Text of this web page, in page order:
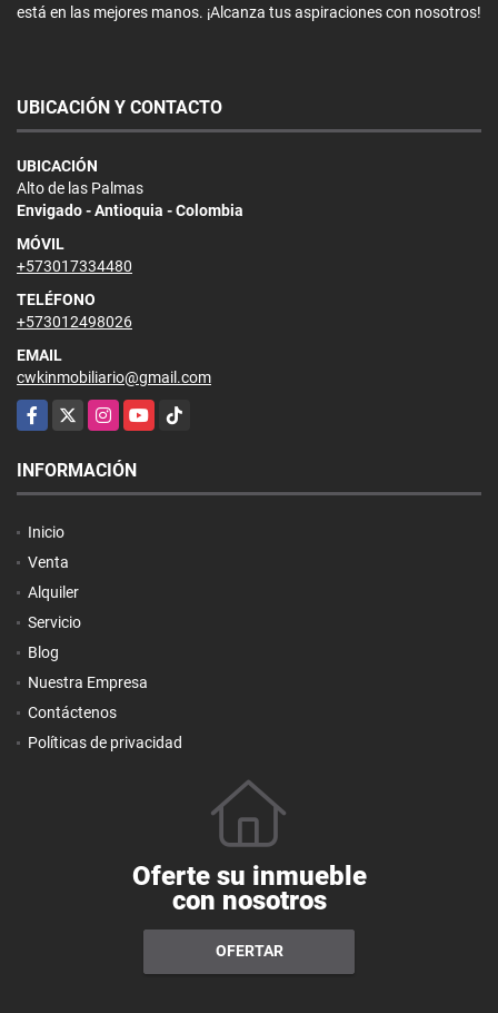
está en las mejores manos. ¡Alcanza tus aspiraciones con nosotros!
UBICACIÓN Y CONTACTO
UBICACIÓN
Alto de las Palmas
Envigado - Antioquia - Colombia
MÓVIL
+573017334480
TELÉFONO
+573012498026
EMAIL
cwkinmobiliario@gmail.com
Facebook
X InstagramYouTubeTikTok
INFORMACIÓN
Inicio
Venta
Alquiler
Servicio
Blog
Nuestra Empresa
Contáctenos
Políticas de privacidad
Oferte su inmueble
con nosotros
OFERTAR